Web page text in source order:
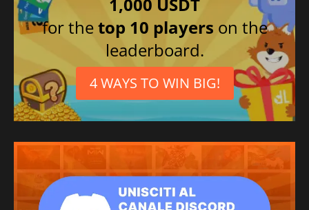
for thetop 10 players on the
leaderboard.
4 WAYS TO WIN BIG!